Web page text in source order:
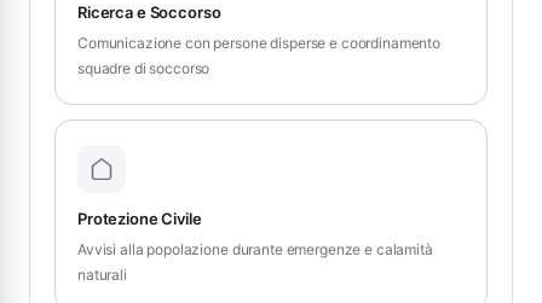
Ricerca e Soccorso
Comunicazione con persone disperse e coordinamento
squadre di soccorso
Protezione Civile
Avvisi alla popolazione durante emergenze e calamità
naturali